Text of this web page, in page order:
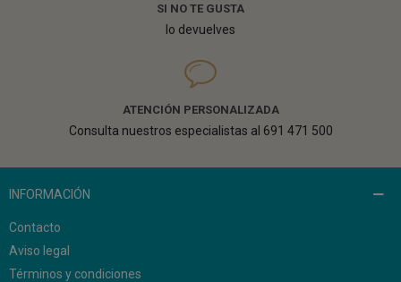
SI NO TE GUSTA
lo devuelves
ATENCIÓN PERSONALIZADA
Consulta nuestros especialistas al 691 471 500
INFORMACIÓN
Contacto
Aviso legal
Términos y condiciones